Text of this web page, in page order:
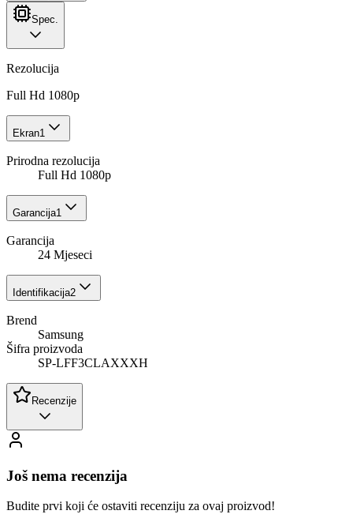
Spec.
Rezolucija
Full Hd 1080p
Ekran1
Prirodna rezolucija
Full Hd 1080p
Garancija1
Garancija
24 Mjeseci
Identifikacija2
Brend
Samsung
Šifra proizvoda
SP-LFF3CLAXXXH
Recenzije
Još nema recenzija
Budite prvi koji će ostaviti recenziju za ovaj proizvod!